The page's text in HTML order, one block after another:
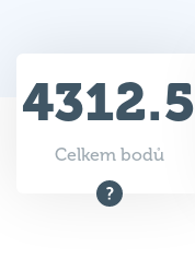
4312.5
Celkem bodů